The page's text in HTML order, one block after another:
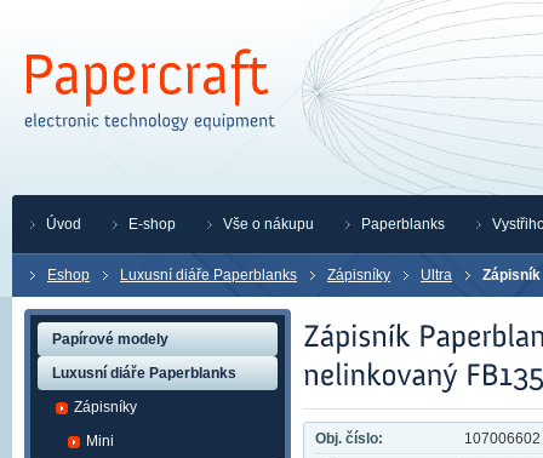
Eshop Luxusní diáře Paperblanks Zápisníky Ultra
Obj. číslo:
107006602
Papírové modely
Luxusní diáře Paperblanks
Zápisníky
Mini
Úvod E-shop Vše o nákupu Paperblanks